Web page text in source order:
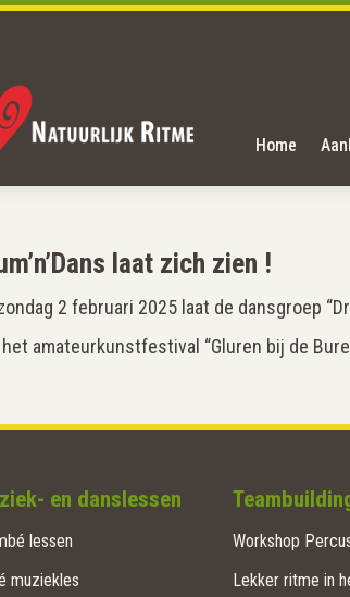
Home
laat zich zien !
2 februari 2025 laat de dansgroep
amateurkunstfestival “Gluren bij de
en danslessen
lessen
muziekles
Workshop
Lekker ritme in